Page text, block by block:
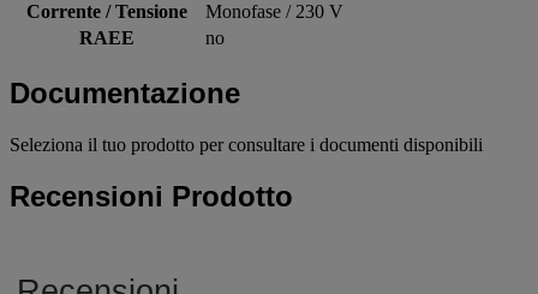
Corrente / Tensione
Monofase / 230 V
RAEE
no
Documentazione
Seleziona il tuo prodotto per consultare i documenti disponibili
Recensioni Prodotto